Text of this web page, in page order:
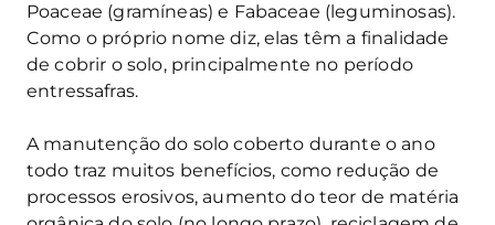
Poaceae (gramíneas) e Fabaceae (leguminosas).
Como o próprio nome diz, elas têm a finalidade
de cobrir o solo, principalmente no período
entressafras.
A manutenção do solo coberto durante o ano
todo traz muitos benefícios, como redução de
processos erosivos, aumento do teor de matéria